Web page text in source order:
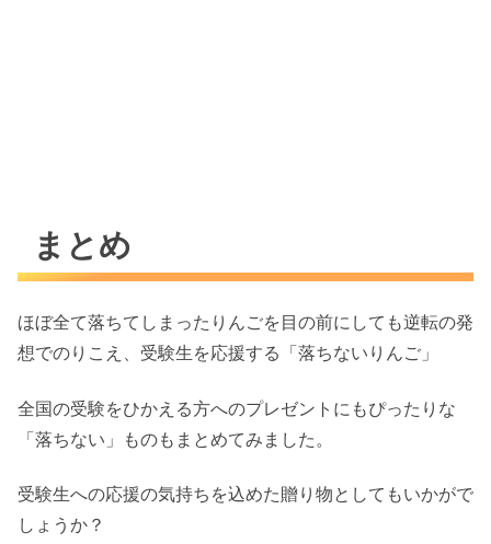
まとめ
ほぼ全て落ちてしまったりんごを目の前にしても逆転の発
想でのりこえ、受験生を応援する「落ちないりんご」
全国の受験をひかえる方へのプレゼントにもぴったりな
「落ちない」ものもまとめてみました。
受験生への応援の気持ちを込めた贈り物としてもいかがで
しょうか？